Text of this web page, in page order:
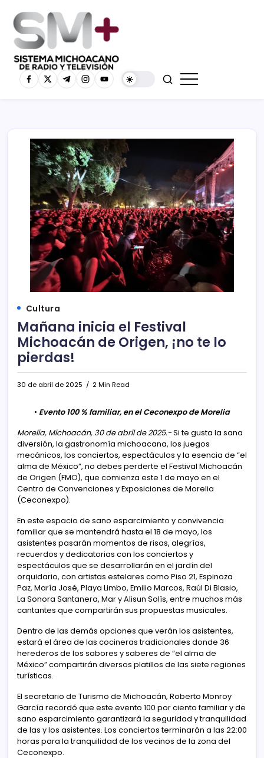
Cultura
Mañana inicia el Festival
Michoacán de Origen, ¡no te lo
pierdas!
30 de abril de 2025 2 Min Read
• Evento 100 % familiar, en el Ceconexpo de Morelia
Morelia, Michoacán, 30 de abril de 2025.-Si te gusta la sana
diversión, la gastronomía michoacana, los juegos
mecánicos, los conciertos, espectáculos y la esencia de “el
alma de México”, no debes perderte el Festival Michoacán
de Origen (FMO), que comienza este 1 de mayo en el
Centro de Convenciones y Exposiciones de Morelia
(Ceconexpo).
En este espacio de sano esparcimiento y convivencia
familiar que se mantendrá hasta el 18 de mayo, los
asistentes pasarán momentos de risas, alegrías,
recuerdos y dedicatorias con los conciertos y
espectáculos que se desarrollarán en el jardín del
orquidario, con artistas estelares como Piso 21, Espinoza
Paz, María José, Playa Limbo, Emilio Marcos, Raúl Di Blasio,
La Sonora Santanera, Mar y Alisun Solís, entre muchos más
cantantes que compartirán sus propuestas musicales.
Dentro de las demás opciones que verán los asistentes,
estará el área de las cocineras tradicionales donde 36
herederos de los sabores y saberes de “el alma de
México” compartirán diversos platillos de las siete regiones
turísticas.
El secretario de Turismo de Michoacán, Roberto Monroy
García recordó que este evento 100 por ciento familiar y de
sano esparcimiento garantizará la seguridad y tranquilidad
de las y los asistentes. Los conciertos terminarán a las 22:00
horas para la tranquilidad de los vecinos de la zona del
Ceconexpo.